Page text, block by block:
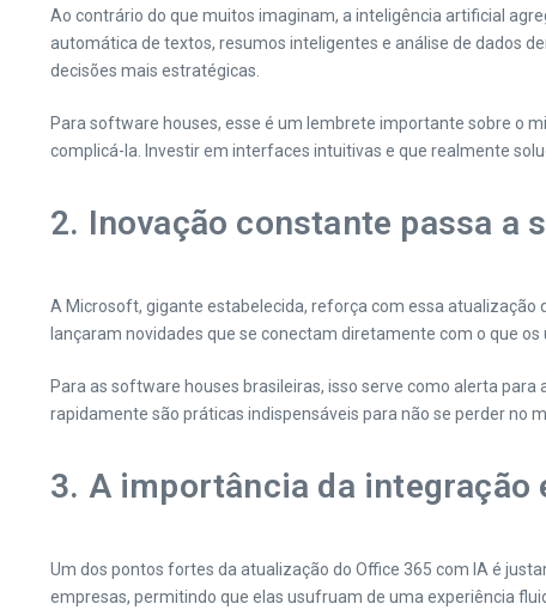
Ao contrário do que muitos imaginam, a inteligência artificial
automática de textos, resumos inteligentes e análise de dados
decisões mais estratégicas.
Para software houses, esse é um lembrete importante sobre o
complicá-la. Investir em interfaces intuitivas e que realmente
2. Inovação constante passa a
A Microsoft, gigante estabelecida, reforça com essa atualização
lançaram novidades que se conectam diretamente com o que
Para as software houses brasileiras, isso serve como alerta
rapidamente são práticas indispensáveis para não se perder no
3. A importância da integração
Um dos pontos fortes da atualização do Office 365 com IA é
empresas, permitindo que elas usufruam de uma experiência